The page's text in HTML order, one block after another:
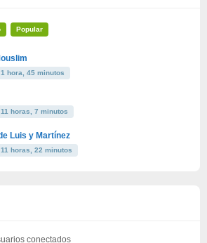
Popular
hora, 45 minutos
horas, 7 minutos
Luis y Martínez
horas, 22 minutos
conectados